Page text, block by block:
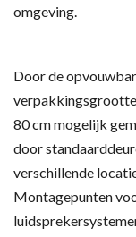
omgeving.
Door de
80 cm mogelijk
door
verschillende
Montagepunten